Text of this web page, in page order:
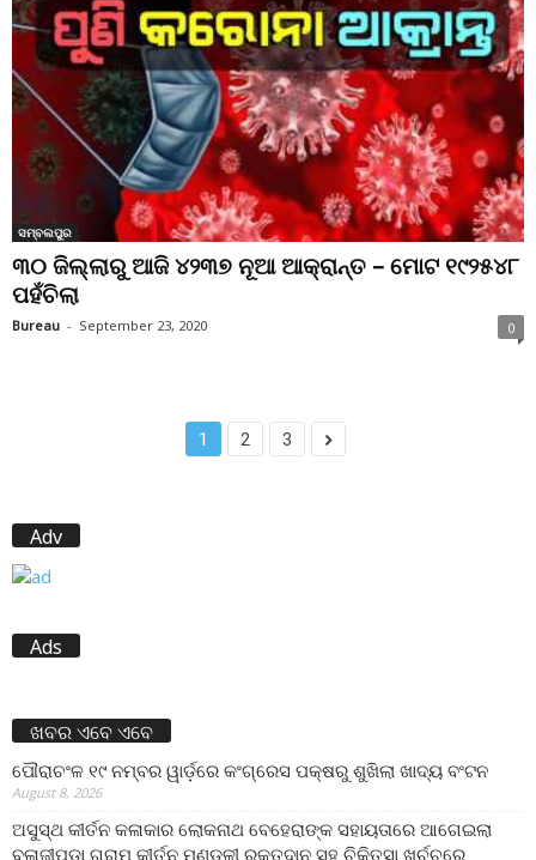
ସମ୍ବଲପୁର
୩୦ ଜିଲ୍ଲାରୁ ଆଜି ୪୨୩୭ ନୂଆ ଆକ୍ରାନ୍ତ – ମୋଟ ୧୯୨୫୪୮
ପହଁଚିଲା
Bureau - September 23, 2020 0
1 2 3
Adv
Ads
ଖବର ଏବେ ଏବେ
ପୌରାଚଂଳ ୧୯ ନମ୍ବର ୱାର୍ଡ଼ରେ କଂଗ୍ରେସ ପକ୍ଷରୁ ଶୁଖିଲା ଖାଦ୍ୟ ବଂଟନ
August 8, 2026
ଅସୁସ୍ଥ କୀର୍ତନ କଳାକାର ଲୋକନାଥ ବେହେରାଙ୍କ ସହାୟତାରେ ଆଗେଇଲା
ବଳାଜୀପଡ଼ା ଗ୍ରାମ କୀର୍ତନ ମଣ୍ଡଳୀ ରକ୍ତଦାନ ସହ ଚିକିତ୍ସା ଖର୍ଚ୍ଚରେ